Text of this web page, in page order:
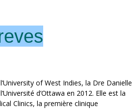
of West Indies, la Dre Danielle
d’Ottawa en 2012. Elle est la
Clinics, la première clinique